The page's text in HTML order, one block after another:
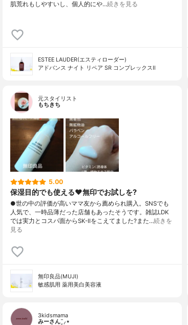
肌荒れもしやすいし、個人的にや…続きを見る
ESTEE LAUDER(エスティローダー)
アドバンス ナイト リペア SR コンプレックスⅡ
元スタイリスト
もちきち
5.00
保湿目的でも使える♥️無印でお試しを?
●世の中の評価が高いママ友から薦められ購入。SNSでも
人気で、一時品薄だった店舗もあったそうです。雑誌LDK
では実力とコスパ面からSK-IIをこえてました?また…続きを
見る
無印良品(MUJI)
敏感肌用 薬用美白美容液
3kidsmama
みーさん¨̮⸝⋆